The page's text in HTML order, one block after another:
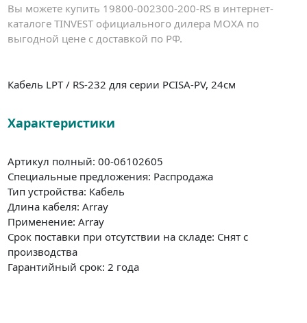
Вы можете купить 19800-002300-200-RS в интернет-
каталоге TINVEST официального дилера MOXA по
выгодной цене с доставкой по РФ.
Кабель LPT / RS-232 для серии PCISA-PV, 24см
Характеристики
Артикул полный: 00-06102605
Специальные предложения: Распродажа
Тип устройства: Кабель
Длина кабеля: Array
Применение: Array
Срок поставки при отсутствии на складе: Снят с
производства
Гарантийный срок: 2 года